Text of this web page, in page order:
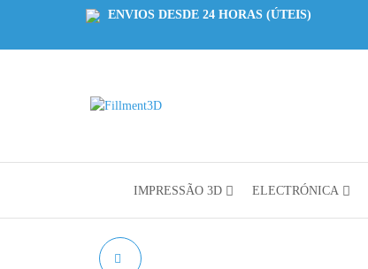
ENVIOS DESDE 24 HORAS (ÚTEIS)
3D
IMPRESSÃO 3D ELECTRÓNICA